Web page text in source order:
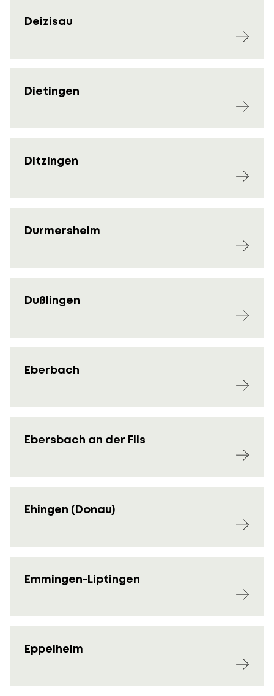
Deizisau
Dietingen
Ditzingen
Durmersheim
Dußlingen
Eberbach
Ebersbach an der Fils
Ehingen (Donau)
Emmingen-Liptingen
Eppelheim